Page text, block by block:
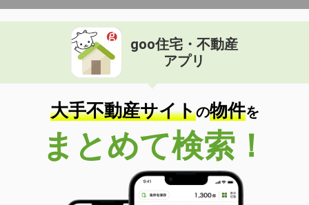
goo住宅・不動産
アプリ
大手不動産サイトの物件を
まとめて検索！